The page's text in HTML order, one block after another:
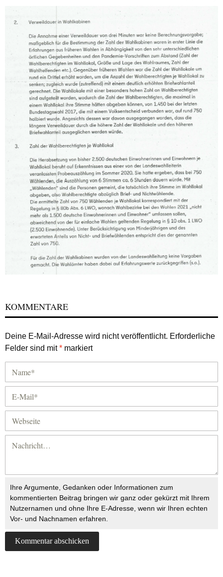
KOMMENTARE
Deine E-Mail-Adresse wird nicht veröffentlicht. Erforderliche
Felder sind mit* markiert
Ihre Argumente, Gedanken oder Informationen zum
kommentierten Beitrag bringen wir ganz oder gekürzt mit Ihrem
Nutzernamen und ohne Ihre E-Adresse, wenn wir Ihren echten
Vor- und Nachnamen erfahren.